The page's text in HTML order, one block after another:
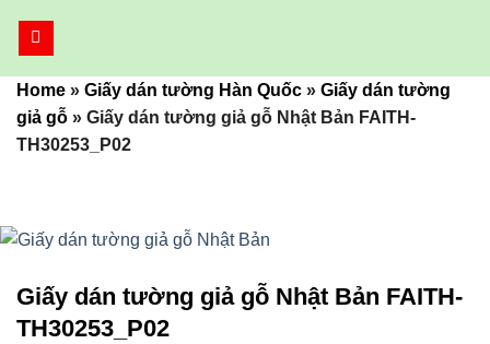
dungHome » Giấy dán tường Hàn Quốc » Giấy dán tường
giả gỗ » Giấy dán tường giả gỗ Nhật Bản FAITH-
TH30253_P02
Giấy dán tường giả gỗ Nhật Bản FAITH-
TH30253_P02